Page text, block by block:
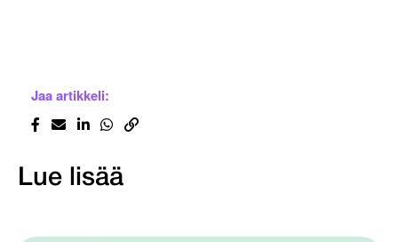
Jaa artikkeli:
Lue lisää